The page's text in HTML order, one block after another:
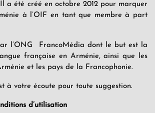
a été créé en octobre 2012 pour marquer
à l’OIF en tant que membre à part
l’ONG FrancoMédia dont le but est la
française en Arménie, ainsi que les
et les pays de la Francophonie.
à votre écoute pour toute suggestion.
d’utilisation